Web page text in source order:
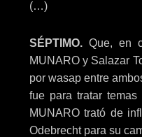
(…)
SÉPTIMO. Que, en
MUNARO y Salazar
por wasap entre
fue para tratar
MUNARO trató de
Odebrecht para su